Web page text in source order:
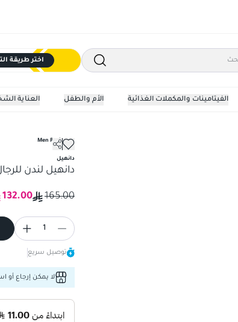
اختر طريقة
العناية الأم والطفل الفيتامينات والمكملات الغذائية
Men Perfumes
دانهيل
دانهيل لندن للرجال
165.00
132.00
1
توصيل سريع
لا يمكن إرجاع أو